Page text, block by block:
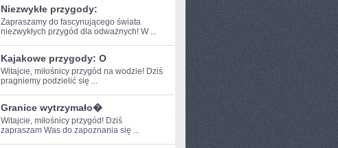
Niezwykłe przygody:
Zapraszamy do fascynującego świata
niezwykłych przygód dla‌ odważnych! W ...
Kajakowe przygody: O
Witajcie,​ miłośnicy przygód ‌na wodzie! Dziś
pragniemy podzielić się ...
Granice wytrzymało�
Witajcie, miłośnicy przygód! Dziś
zapraszam Was ‍do zapoznania‌ się ...